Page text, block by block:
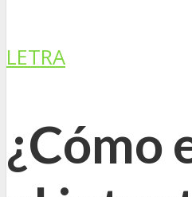
LETRA
¿Cómo